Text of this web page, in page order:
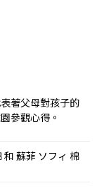
著父母對孩子的
參觀心得。
蘇菲 ソフィ 棉